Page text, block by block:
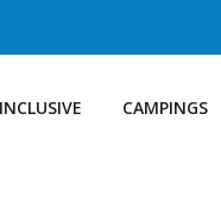
CAMPINGS